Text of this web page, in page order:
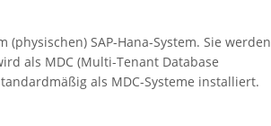
SAP-Hana-System. Sie werden
als MDC (Multi-Tenant Database
als MDC-Systeme installiert.